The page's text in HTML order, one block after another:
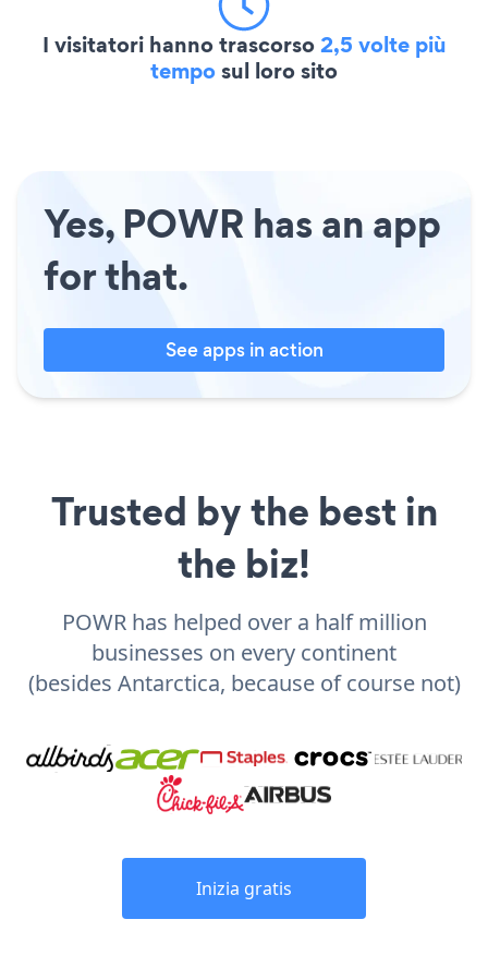
I visitatori hanno trascorso2,5 volte più
temposul loro sito
Yes, POWR has an app
for that.
See apps in action
Trusted by the best in
the biz!
POWR has helped over a half million
businesses on every continent
(besides Antarctica, because of course not)
Inizia gratis